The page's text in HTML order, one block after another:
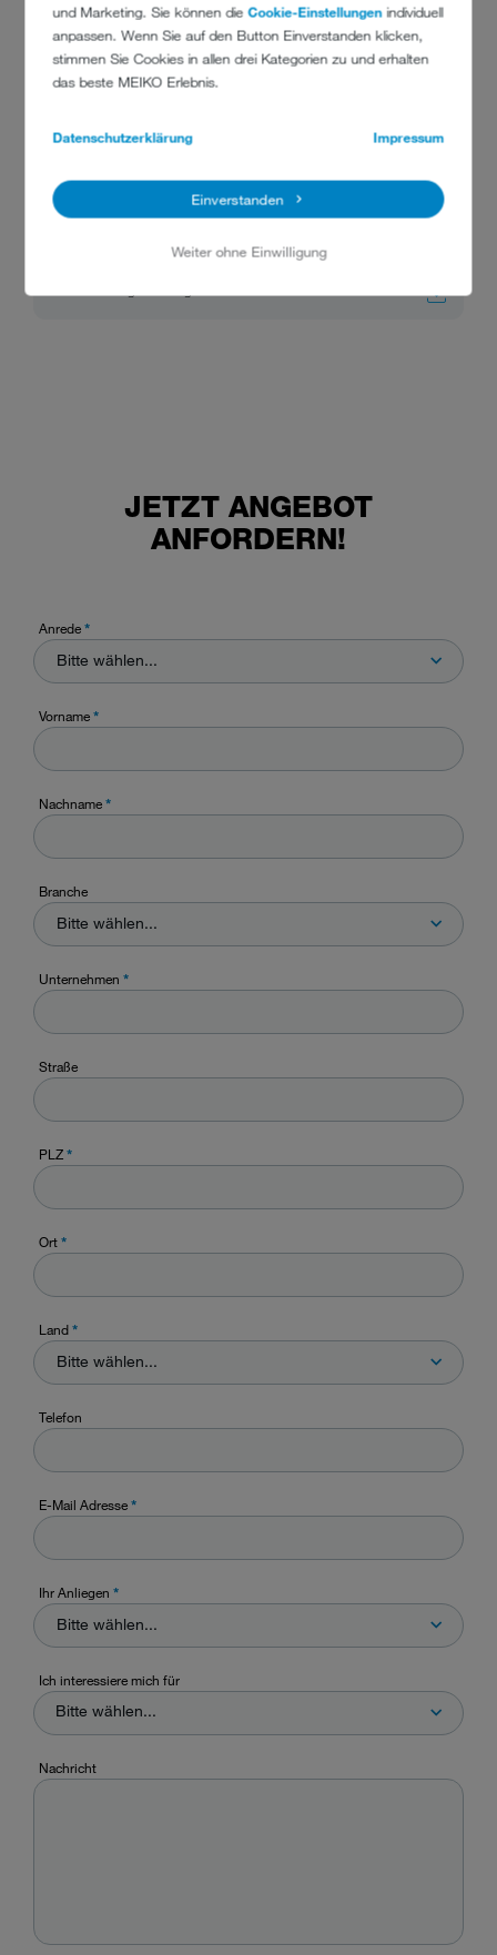
und Marketing. Sie können dieCookie-Einstellungenindividuell
anpassen. Wenn Sie auf den Button Einverstanden klicken,
stimmen Sie Cookies in allen drei Kategorien zu und erhalten
das beste MEIKO Erlebnis.
Datenschutzerklärung Impressum
Einverstanden
Weiter ohne Einwilligung
Kurzbedienungsanleitung
JETZT ANGEBOT
ANFORDERN!
Anrede*
Bitte wählen...
Vorname*
Nachname*
Branche
Bitte wählen...
Unternehmen *
Straße
PLZ*
Ort*
Land*
Bitte wählen...
Telefon
E-Mail Adresse*
Ihr Anliegen *
Bitte wählen...
Ich interessiere mich für
Bitte wählen...
Nachricht